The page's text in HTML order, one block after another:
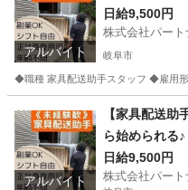
アルバイト
日給9,500円
株式会社パート
岐阜市
◆職種 家具配送助手スタッフ ◆雇用
配送 岐阜
アルバイト
【家具配送
ら始められる♪
日給9,500円
株式会社パート